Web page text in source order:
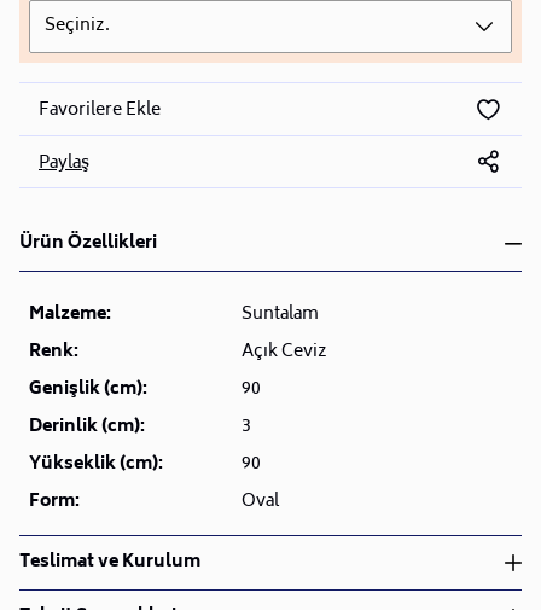
Seçiniz.
Favorilere Ekle
Paylaş
Ürün Özellikleri
Malzeme:
Suntalam
Renk:
Açık Ceviz
Genişlik (cm):
90
Derinlik (cm):
3
Yükseklik (cm):
90
Form:
Oval
Teslimat ve Kurulum